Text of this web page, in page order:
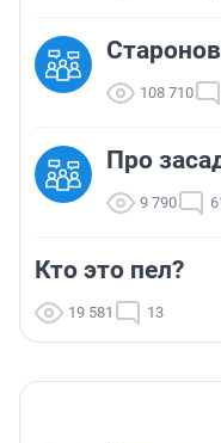
108 710
Про
9 790
Кто это пел?
19 581 13